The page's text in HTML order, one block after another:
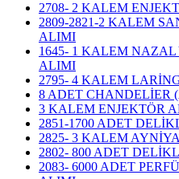
2708- 2 KALEM
2809-2821-2 KALEM
ALIMI
1645- 1 KALEM
ALIMI
2795- 4 KALEM
8 ADET CHANDELİER
3 KALEM ENJEKTÖR
2851-1700 ADET
2825- 3 KALEM
2802- 800 ADET
2083- 6000 ADET